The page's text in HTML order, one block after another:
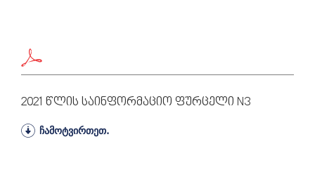
2021 Წლის Საინფორმაციო Ფურცელი N3
ჩამოტვირთეთ.